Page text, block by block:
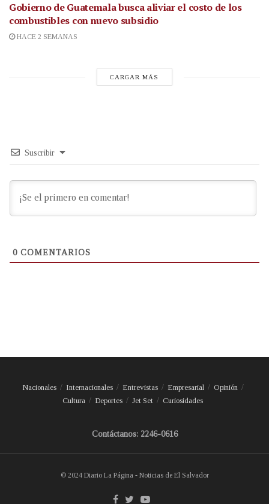
Gobierno de Guatemala busca aliviar el costo de los
combustibles con nuevo subsidio
HACE 2 SEMANAS
CARGAR MÁS
Suscribir
0 COMENTARIOS
Nacionales Internacionales Entrevistas Empresarial
Opinión
Cultura
Deportes Jet Set Curiosidades
Contáctanos: 2246-0616
© 2024 Diario La Página - Noticias de El Salvador